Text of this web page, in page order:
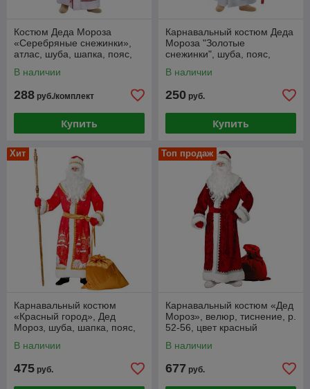
Костюм Деда Мороза
«Серебряные снежинки»,
атлас, шуба, шапка, пояс,
В наличии
288 руб./комплект
Купить
Карнавальный костюм Деда
Мороза "Золотые
снежинки", шуба, пояс,
52-54
В наличии
250 руб.
Купить
Хит
Карнавальный костюм
«Красный город», Дед
Мороз, шуба, шапка, пояс,
52-56
В наличии
475 руб.
Топ продаж
Карнавальный костюм «Дед
Мороз», велюр, тиснение, р.
52-56, цвет красный
В наличии
677 руб.